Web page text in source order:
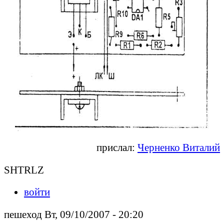
прислал: Черненко Виталий
SHTRLZ
войти
пешеход Вт, 09/10/2007 - 20:20